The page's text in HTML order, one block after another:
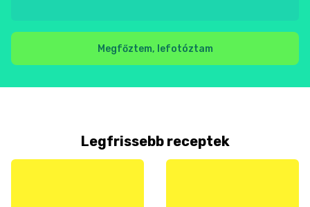
Megfőztem, lefotóztam
Legfrissebb receptek